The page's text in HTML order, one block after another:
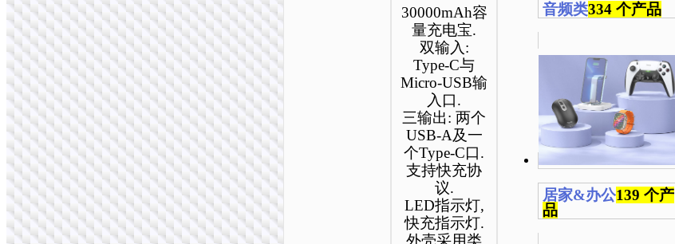
30000mAh容
量充电宝.
双输入:
Type-C与
Micro-USB输
入口.
三输出: 两个
USB-A及一
个Type-C口.
支持快充协
议.
LED指示灯,
快充指示灯.
外壳采用类
音频类334 个产品
居家&办公139 个产
品